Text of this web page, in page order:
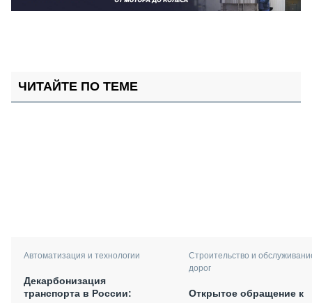
ЧИТАЙТЕ ПО ТЕМЕ
Автоматизация и технологии
Декарбонизация
транспорта в России:
Строительство и
дорог
Открытое обращение к